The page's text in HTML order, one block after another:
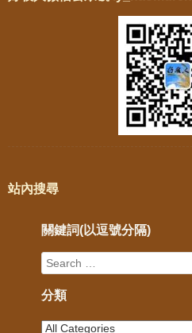
站內搜尋
關鍵詞(以逗號分隔)
分類